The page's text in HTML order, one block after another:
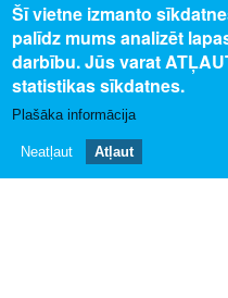
SAISTĪTAIS SATURS
Uz profesijas aprakstu
PAR MUMS
Par profesiju pasauli
Šī vietne izmanto
palīdz mums analizēt
darbību. Jūs varat
statistikas sīkdatnes.
Plašāka informācija
Neatļaut Atļaut